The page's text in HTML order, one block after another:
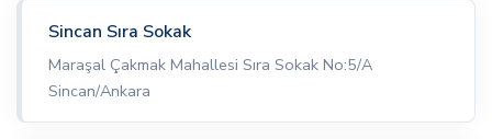
Sincan Sıra Sokak
Maraşal Çakmak Mahallesi Sıra Sokak No:5/A
Sincan/Ankara